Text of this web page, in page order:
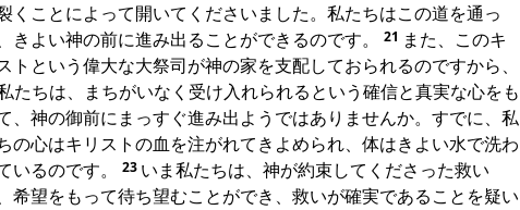
くことによって開いてくださいました。私たちはこの道を通っ
きよい神の前に進み出ることができるのです。
21 また、このキ
トという偉大な大祭司が神の家を支配しておられるのですから、
たちは、まちがいなく受け入れられるという確信と真実な心をも
、神の御前にまっすぐ進み出ようではありませんか。すでに、私
の心はキリストの血を注がれてきよめられ、体はきよい水で洗わ
いるのです。
23 いま私たちは、神が約束してくださった救い
希望をもって待ち望むことができ、救いが確実であることを疑い